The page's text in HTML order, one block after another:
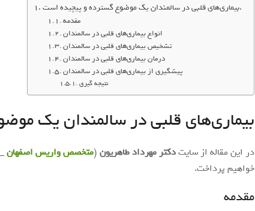
بیماری‌های قلبی در سالمندان یک موضوع گسترده و پیچیده است.
مقدمه
انواع بیماری‌های قلبی در سالمندان
تشخیص بیماری‌های قلبی در سالمندان
درمان بیماری‌های قلبی در سالمندان
پیشگیری از بیماری‌های قلبی در سالمندان
نتیجه گیری
بیماری‌های قلبی در سالمندان یک
در این مقاله از سایتدکتر مهرداد طاهریون (متخصص واریس اصفهان_
خواهیم پرداخت.
مقدمه